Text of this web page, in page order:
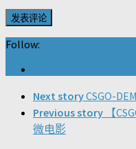
Follow:
Next storyCSGO-
Previous story
【
微电影